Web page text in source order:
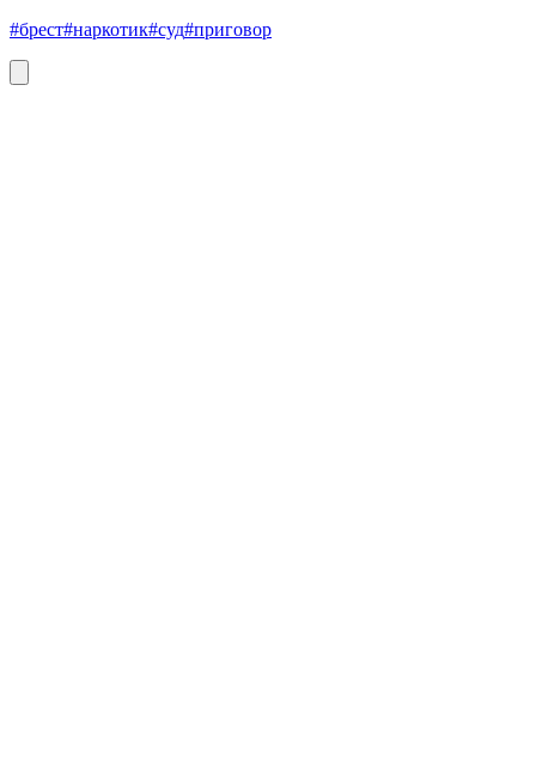
#брест#наркотик#суд#приговор